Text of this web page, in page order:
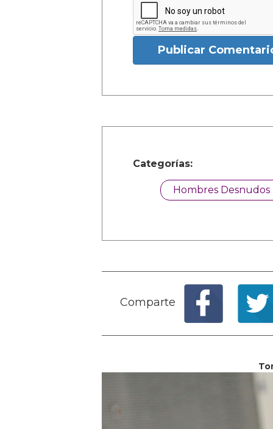
Publicar
Categorías:
Hombres Desnudos
Comparte